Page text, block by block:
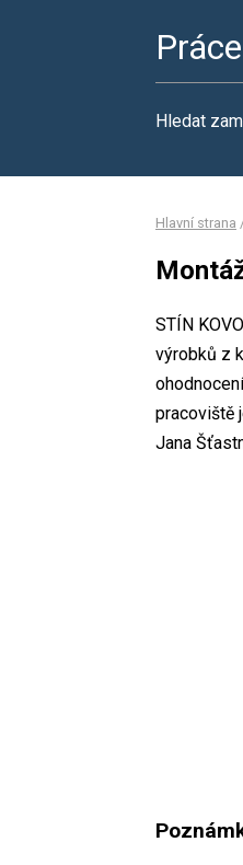
Hledat
Hlavní strana
STÍN
výrobků z
pracoviště
Jana